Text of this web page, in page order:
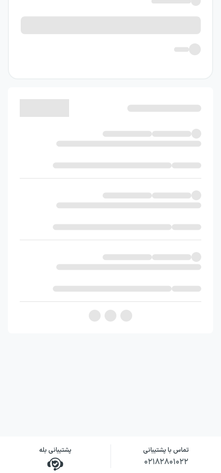
تماس با پشتیبانی
۰۲۱۸۲۸۰۱۰۲۲
پشتیبانی بله